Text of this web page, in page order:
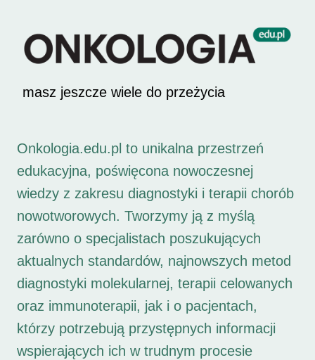
masz jeszcze wiele do przeżycia
Onkologia.edu.pl to unikalna przestrzeń
edukacyjna, poświęcona nowoczesnej
wiedzy z zakresu diagnostyki i terapii chorób
nowotworowych. Tworzymy ją z myślą
zarówno o specjalistach poszukujących
aktualnych standardów, najnowszych metod
diagnostyki molekularnej, terapii celowanych
oraz immunoterapii, jak i o pacjentach,
którzy potrzebują przystępnych informacji
wspierających ich w trudnym procesie